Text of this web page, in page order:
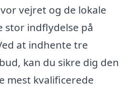
vejret og de lokale
stor indflydelse på
at indhente tre
kan du sikre dig den
mest kvalificerede